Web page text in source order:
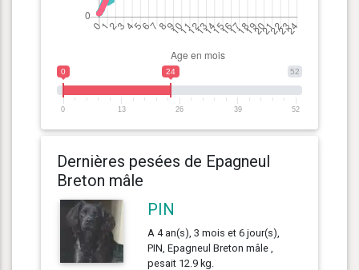
52
0 24
0 13 26 39 52
Dernières pesées de Epagneul
Breton mâle
PIN
A 4 an(s), 3 mois et 6 jour(s),
PIN, Epagneul Breton mâle ,
pesait 12.9 kg.